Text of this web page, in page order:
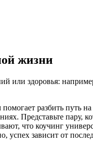
жизни
или здоровья:
разбить
пару,
что коучинг
успех зависит от